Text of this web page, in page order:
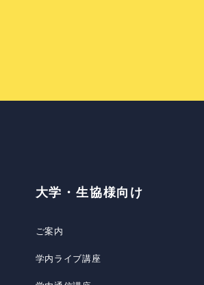
大学・生協様向け
ご案内
学内ライブ講座